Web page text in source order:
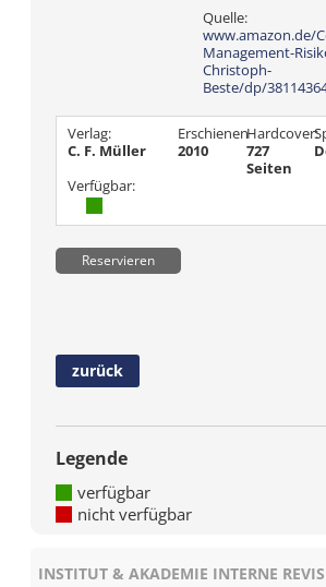
Quelle:
www.amazon.de/
Management-
Christoph-
Beste/dp/
Verlag:
C. F. Müller
Erschienen
2010
Hardcover:
727
Seiten
Verfügbar:
Reservieren
zurück
Legende
verfügbar
nicht verfügbar
INSTITUT & AKADEMIE INTERNE